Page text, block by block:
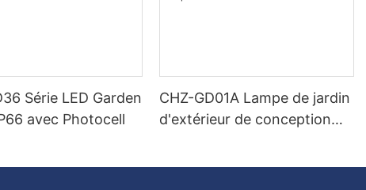
Série LED Garden
avec Photocell
CHZ-GD01A Lampe de jardin
d'extérieur de conception